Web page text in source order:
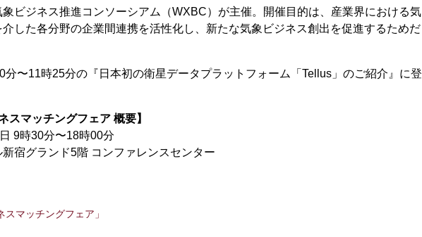
ビジネス推進コンソーシアム（WXBC）が主催。開催目的は、産業界における気
した各分野の企業間連携を活性化し、新たな気象ビジネス創出を促進するためだ
〜11時25分の『日本初の衛星データプラットフォーム「Tellus」のご紹介』に登
スマッチングフェア 概要】
9時30分〜18時00分
宿グランド5階 コンファレンスセンター
スマッチングフェア」